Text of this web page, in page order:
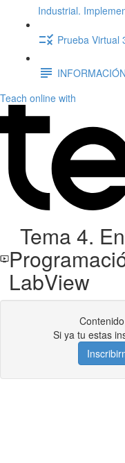
Industrial.
Prueba Virtual
Teach online with
Tema 4.
LabView
Si ya tu estas